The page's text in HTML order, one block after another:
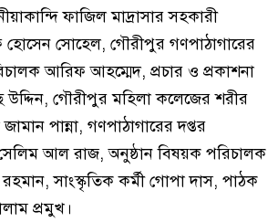
ফাজিল মাদ্রাসার সহকারী
সোহেল, গৌরীপুর গণপাঠাগারের
আরিফ আহম্মেদ, প্রচার ও প্রকাশনা
গৌরীপুর মহিলা কলেজের শরীর
জামান পান্না, গণপাঠাগারের দপ্তর
আল রাজ, অনুষ্ঠান বিষয়ক পরিচালক
সাংস্কৃতিক কর্মী গোপা দাস, পাঠক
প্রমুখ।